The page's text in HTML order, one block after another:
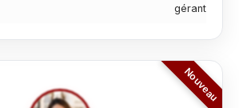
gérant